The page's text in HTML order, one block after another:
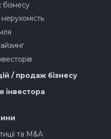
/ продаж бізнесу
інвестора
та M&A